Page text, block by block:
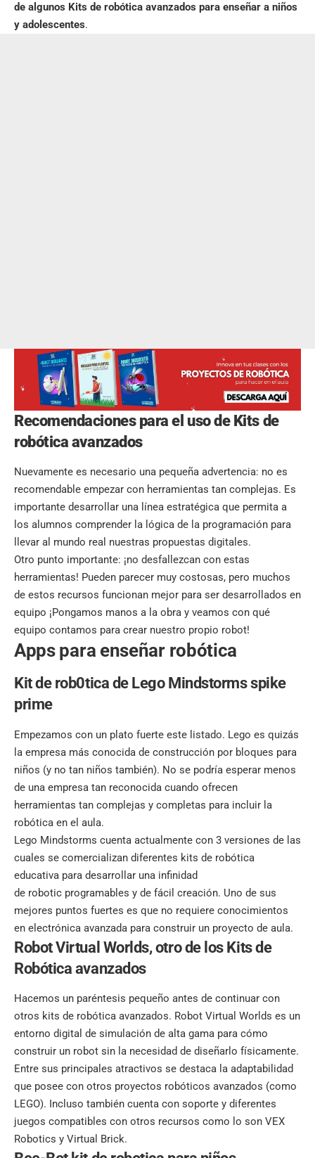
de algunos Kits de robótica avanzados para enseñar a niños
y adolescentes.
Recomendaciones para el uso de Kits de
robótica avanzados
Nuevamente es necesario una pequeña advertencia: no es
recomendable empezar con herramientas tan complejas. Es
importante desarrollar una línea estratégica que permita a
los alumnos comprender la lógica de la programación para
llevar al mundo real nuestras propuestas digitales.
Otro punto importante: ¡no desfallezcan con estas
herramientas! Pueden parecer muy costosas, pero muchos
de estos recursos funcionan mejor para ser desarrollados en
equipo ¡Pongamos manos a la obra y veamos con qué
equipo contamos para crear nuestro propio robot!
Apps para enseñar robótica
Kit de rob0tica de Lego Mindstorms spike
prime
Empezamos con un plato fuerte este listado. Lego es quizás
la empresa más conocida de construcción por bloques para
niños (y no tan niños también). No se podría esperar menos
de una empresa tan reconocida cuando ofrecen
herramientas tan complejas y completas para incluir la
robótica en el aula.
Lego Mindstorms cuenta actualmente con 3 versiones de las
cuales se comercializan diferentes kits de robótica
educativa para desarrollar una infinidad
de robotic programables y de fácil creación. Uno de sus
mejores puntos fuertes es que no requiere conocimientos
en electrónica avanzada para construir un proyecto de aula.
Robot Virtual Worlds, otro de los Kits de
Robótica avanzados
Hacemos un paréntesis pequeño antes de continuar con
otros kits de robótica avanzados. Robot Virtual Worlds es un
entorno digital de simulación de alta gama para cómo
construir un robot sin la necesidad de diseñarlo físicamente.
Entre sus principales atractivos se destaca la adaptabilidad
que posee con otros proyectos robóticos avanzados (como
LEGO). Incluso también cuenta con soporte y diferentes
juegos compatibles con otros recursos como lo son VEX
Robotics y Virtual Brick.